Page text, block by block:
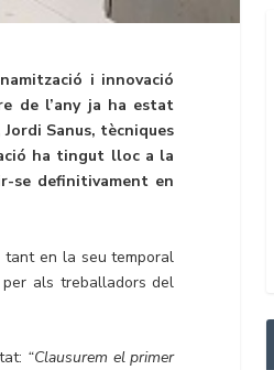
i innovació
de l’any ja ha estat
Sanus, tècniques
ha tingut lloc a la
se definitivament en
en la seu temporal
per als treballadors del
“Clausurem el primer